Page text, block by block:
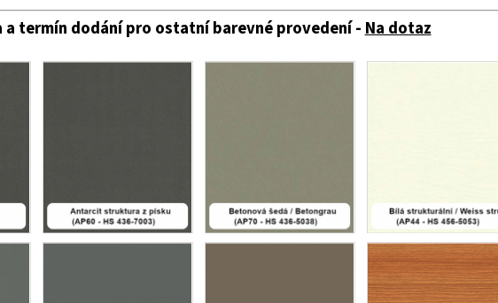
a termín dodání pro ostatní barevné provedení -Na dotaz